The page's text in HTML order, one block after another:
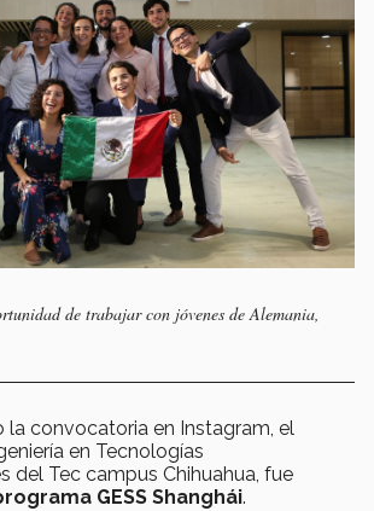
de trabajar con jóvenes de Alemania,
la convocatoria en Instagram, el
en Tecnologías
del Tec campus Chihuahua, fue
GESS Shanghái.